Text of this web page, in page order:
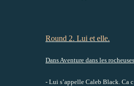
Round 2. Lui et elle.
Dans Aventure dans les
- Lui s’appelle Caleb Black. Ca